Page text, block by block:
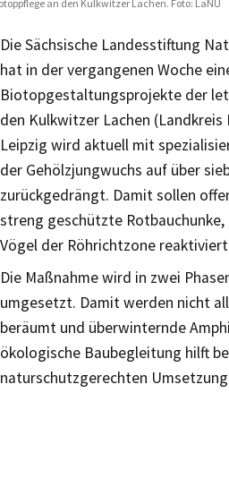
an den Kulkwitzer Lachen. Foto: LaNU
Die Sächsische Landesstiftung
hat in der vergangenen Woche
Biotopgestaltungsprojekte der
den Kulkwitzer Lachen
Leipzig wird aktuell mit
der Gehölzjungwuchs auf über
zurückgedrängt. Damit sollen
streng geschützte
Vögel der Röhrichtzone
Die Maßnahme wird in zwei
umgesetzt. Damit werden nicht
beräumt und überwinternde
ökologische Baubegleitung hilft
naturschutzgerechten